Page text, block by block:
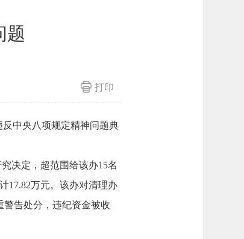
题
打印
中央八项规定精神问题典
决定，超范围给该办15名
17.82万元。该办对清理办
警告处分，违纪资金被收